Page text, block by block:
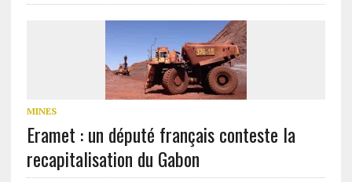
MINES
Eramet : un député français conteste la
recapitalisation du Gabon